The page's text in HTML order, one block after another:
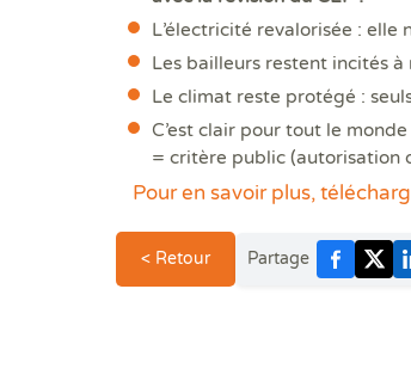
L’électricité revalorisée : elle
Les bailleurs restent incités à
Le climat reste protégé :
C’est clair pour tout le
= critère public (autorisation
Pour en savoir plus,
< Retour Partage